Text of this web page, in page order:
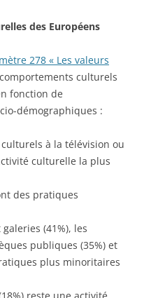
des Européens
278 « Les valeurs
culturels
fonction de
démographiques :
à la télévision ou
culturelle la plus
des pratiques
(41%), les
publiques (35%) et
plus minoritaires